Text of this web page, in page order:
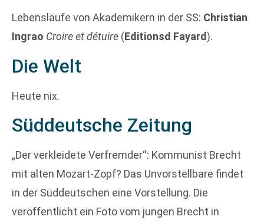
Lebensläufe von Akademikern in der SS: Christian
Ingrao Croire et détuire (Editionsd Fayard).
Die Welt
Heute nix.
Süddeutsche Zeitung
„Der verkleidete Verfremder“: Kommunist Brecht
mit alten Mozart-Zopf? Das Unvorstellbare findet
in der Süddeutschen eine Vorstellung. Die
veröffentlicht ein Foto vom jungen Brecht in